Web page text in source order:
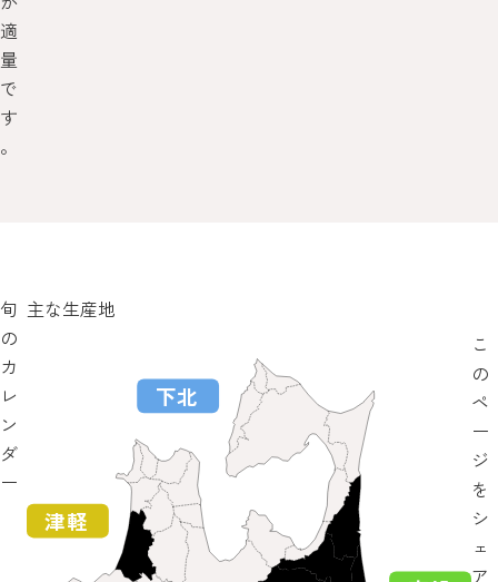
適
量
で
す
。
旬
の
カ
レ
ン
ダ
ー
主な生産地
こ
の
ペ
ー
ジ
を
シ
ェ
ア